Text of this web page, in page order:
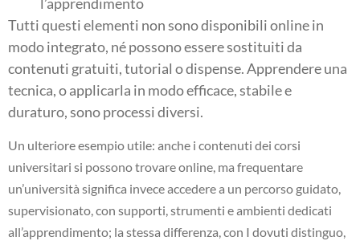
Tutti questi elementi non sono disponibili online in
modo integrato, né possono essere sostituiti da
contenuti gratuiti, tutorial o dispense. Apprendere una
tecnica, o applicarla in modo efficace, stabile e
duraturo, sono processi diversi.
Un ulteriore esempio utile: anche i contenuti dei corsi
universitari si possono trovare online, ma frequentare
un’università significa invece accedere a un percorso guidato,
supervisionato, con supporti, strumenti e ambienti dedicati
all’apprendimento; la stessa differenza, con I dovuti distinguo,